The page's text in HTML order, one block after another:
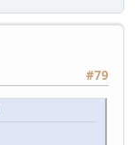
#79